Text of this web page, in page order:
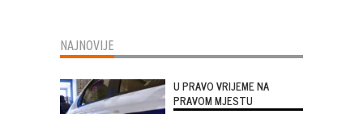
NAJNOVIJE
U PRAVO VRIJEME NA
PRAVOM MJESTU